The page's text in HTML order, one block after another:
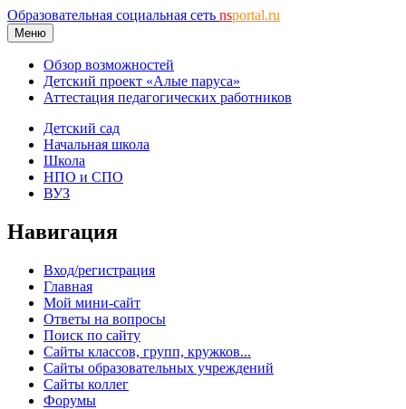
Образовательная социальная сеть nsportal.ru
Меню
Обзор возможностей
Детский проект «Алые паруса»
Аттестация педагогических работников
Детский сад
Начальная школа
Школа
НПО и СПО
ВУЗ
Навигация
Вход/регистрация
Главная
Мой мини-сайт
Ответы на вопросы
Поиск по сайту
Сайты классов, групп, кружков...
Сайты образовательных учреждений
Сайты коллег
Форумы